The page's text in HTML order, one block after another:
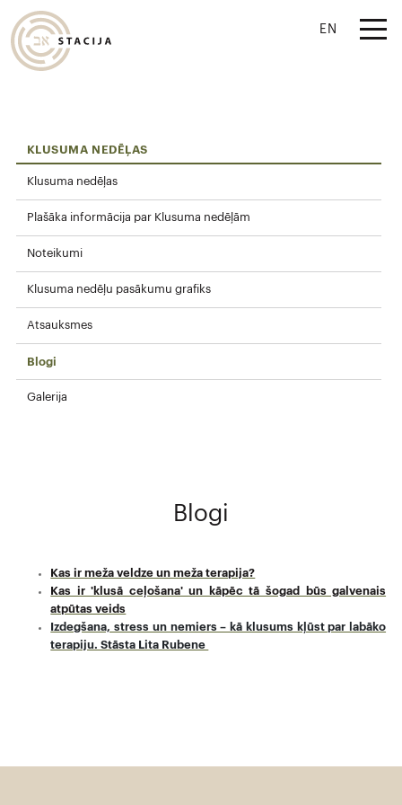
EN
KLUSUMA NEDĒĻAS
Klusuma nedēļas
Plašāka informācija par Klusuma nedēļām
Noteikumi
Klusuma nedēļu pasākumu grafiks
Atsauksmes
Blogi
Galerija
Blogi
Kas ir meža veldze un meža terapija?
Kas ir 'klusā ceļošana' un kāpēc tā šogad būs galvenais
atpūtas veids
Izdegšana, stress un nemiers – kā klusums kļūst par labāko
terapiju. Stāsta Lita Rubene